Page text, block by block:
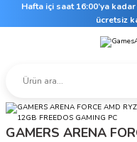
Hafta içi saat 16:00’ya
ücretsiz
GAMERS ARENA